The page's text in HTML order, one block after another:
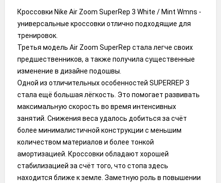
Кроссовки Nike Air Zoom SuperRep 3 White / Mint Wmns -
универсальные кроссовки отлично подходящие для
тренировок.
Третья модель Air Zoom SuperRep стала легче своих
предшественников, а также получила существенные
изменение в дизайне подошвы.
Одной из отличительных особенностей SUPERREP 3
стала ещё большая лёгкость. Это помогает развивать
максимальную скорость во время интенсивных
занятий. Снижения веса удалось добиться за счёт
более минималистичной конструкции с меньшим
количеством материалов и более тонкой
амортизацией. Кроссовки обладают хорошей
стабилизацией за счёт того, что стопа здесь
находится ближе к земле. Заметную роль в повышении